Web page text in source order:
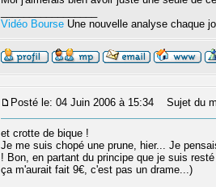
Vidéo Bourse Une nouvelle analyse chaque
Posté le: 04 Juin 2006 à 15:34 Sujet du
et crotte de bique !
Je me suis chopé une prune, hier... Je
! Bon, en partant du principe que je suis
ça m'aurait fait 9€, c'est pas un drame...)